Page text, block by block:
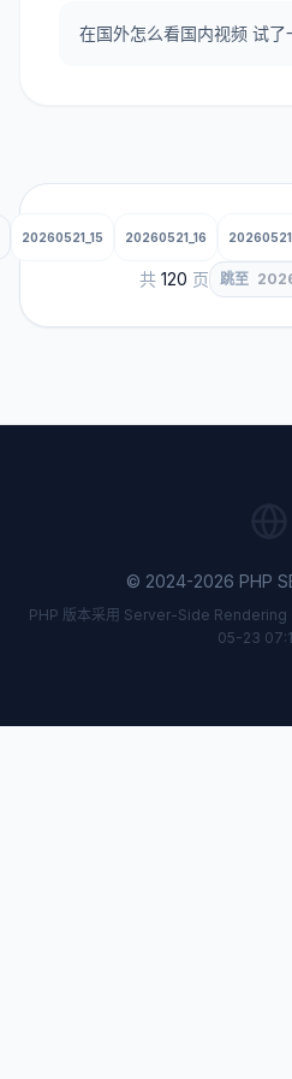
20260521_15 20260521_16
共 120 页 跳至
© 2024-2026 PHP
PHP 版本采用 Server-Side Rendering
05-23